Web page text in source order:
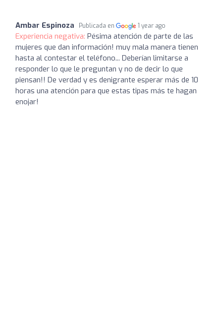
Ambar Espinoza Publicada en 1 year ago
Experiencia negativa: Pésima atención de parte de las
mujeres que dan información! muy mala manera tienen
hasta al contestar el teléfono... Deberían limitarse a
responder lo que le preguntan y no de decir lo que
piensan!! De verdad y es denigrante esperar más de 10
horas una atención para que estas tipas más te hagan
enojar!